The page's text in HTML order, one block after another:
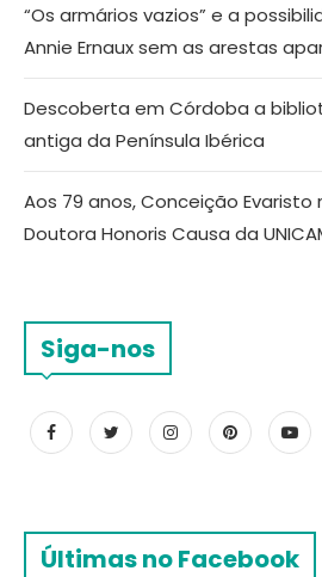
“Os armários vazios” e a
Annie Ernaux sem as arestas
Descoberta em Córdoba a
antiga da Península Ibérica
Aos 79 anos, Conceição
Doutora Honoris Causa da
Siga-nos
Últimas no Facebook